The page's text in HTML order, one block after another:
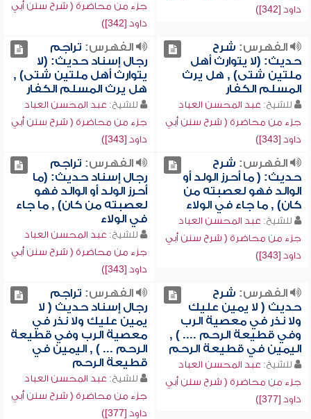
داود [342])
جزء من محاضرة ( شرح سنن أبي
داود [342])
الفهرس: شرح
حديث: (لا يتوارث أهل
ملتين شتى) , هل يرث
المسلم الكفار
للشيخ: عبد المحسن العباد
جزء من محاضرة ( شرح سنن أبي
داود [343])
الفهرس: تراجم
رجال إسناد حديث: (لا
يتوارث أهل ملتين شتى) ,
هل يرث المسلم الكفار
للشيخ: عبد المحسن العباد
جزء من محاضرة ( شرح سنن أبي
داود [343])
الفهرس: شرح
حديث: ( ما أحرز الولد أو
الوالد فهو لعصبته من
كان) , ما جاء في الولاء
للشيخ: عبد المحسن العباد
جزء من محاضرة ( شرح سنن أبي
داود [343])
الفهرس: تراجم
رجال إسناد حديث: (ما
أحرز الولد أو الوالد فهو
لعصبته من كان) , ما جاء
في الولاء
للشيخ: عبد المحسن العباد
جزء من محاضرة ( شرح سنن أبي
داود [343])
الفهرس: شرح
حديث ( لا يمين عليك
ولا نذر في معصية الرب
وفي قطيعة الرحم .... ) ,
اليمين في قطيعة الرحم
للشيخ: عبد المحسن العباد
جزء من محاضرة ( شرح سنن أبي
داود [377])
الفهرس: تراجم
رجال إسناد حديث ( لا
يمين عليك ولا نذر في
معصية الرب وفي قطيعة
الرحم ... ) , اليمين في
قطيعة الرحم
للشيخ: عبد المحسن العباد
جزء من محاضرة ( شرح سنن أبي
داود [377])